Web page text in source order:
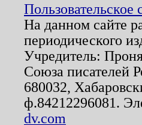
Пользовательское
На данном сайте
периодического
Учредитель:
Союза писателей
680032,
ф.84212296081.
dv.com